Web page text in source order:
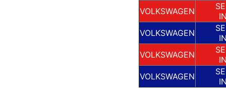
VOLKSWAGEN
VOLKSWAGEN
VOLKSWAGEN
VOLKSWAGEN